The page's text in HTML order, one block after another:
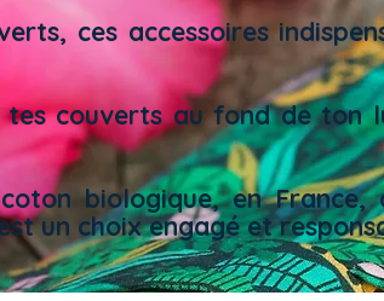
ces accessoires
tes couverts au fond de
biologique, en
un choix engagé et